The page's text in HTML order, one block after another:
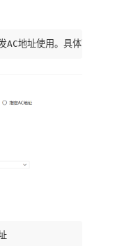
AC地址使用。具体配置见